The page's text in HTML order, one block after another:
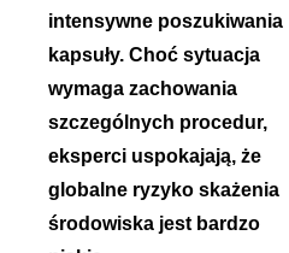
intensywne poszukiwania
kapsuły. Choć sytuacja
wymaga zachowania
szczególnych procedur,
eksperci uspokajają, że
globalne ryzyko skażenia
środowiska jest bardzo